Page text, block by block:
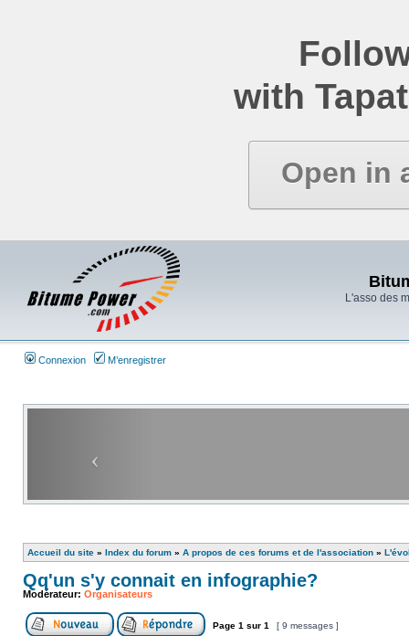
with
Open in
L'asso des
Connexion M’enregistrer
Accueil du site » Index du forum » A propos de ces forums et de l'association »
Qq'un s'y connait en infographie?
Modérateur: Organisateurs
Page 1 sur 1 [ 9 messages ]